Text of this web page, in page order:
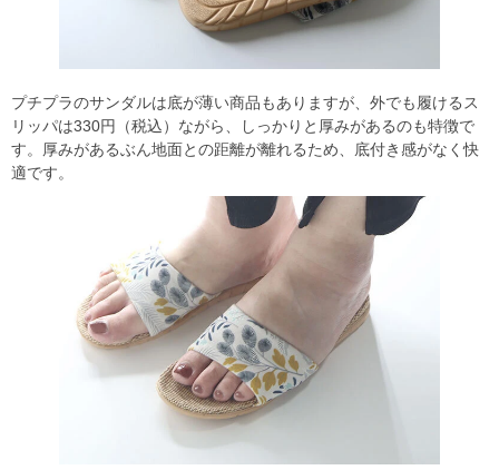
プチプラのサンダルは底が薄い商品もありますが、外でも履けるス
リッパは330円（税込）ながら、しっかりと厚みがあるのも特徴で
す。厚みがあるぶん地面との距離が離れるため、底付き感がなく快
適です。